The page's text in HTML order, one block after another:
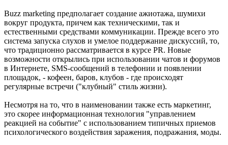
Buzz marketing предполагает создание ажиотажа, шумихи
вокруг продукта, причем как техническими, так и
естественными средствами коммуникации. Прежде всего это
система запуска слухов и умелое поддержание дискуссий, то,
что традиционно рассматривается в курсе PR. Новые
возможности открылись при использовании чатов и форумов
в Интернете, SMS-сообщений в телефонии и появлении
площадок, - кофеен, баров, клубов - где происходят
регулярные встречи ("клубный" стиль жизни).
Несмотря на то, что в наименовании также есть маркетинг,
это скорее информационная технология "управлением
реакцией на событие" с использованием типичных приемов
психологического воздействия заражения, подражания, моды.